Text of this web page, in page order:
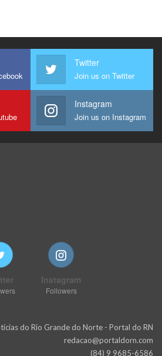
Twitter
Join us on Twitter
Instagram
Join us on Instagram
Instagram
Followers
do Rio Grande do Norte - Portal do RN
redacao@portaldorn.com
(84) 9 9685-6586